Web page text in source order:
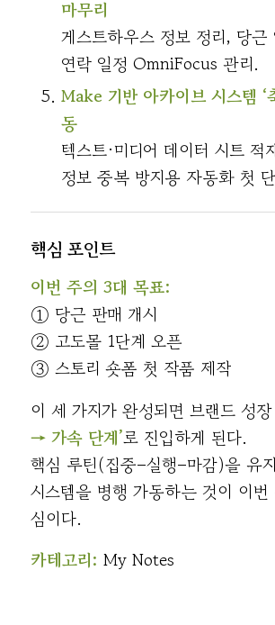
마무리
게스트하우스 정보 정리, 당
연락 일정 OmniFocus 관리.
Make 기반 아카이브 시스템 ‘
동
텍스트·미디어 데이터 시트 적
정보 중복 방지용 자동화 첫
핵심 포인트
이번 주의 3대 목표:
① 당근 판매 개시
② 고도몰 1단계 오픈
③ 스토리 숏폼 첫 작품 제작
이 세 가지가 완성되면 브랜드 성
→ 가속 단계’로 진입하게 된다.
핵심 루틴(집중–실행–마감)을 유
시스템을 병행 가동하는 것이 이번
심이다.
카테고리: My Notes